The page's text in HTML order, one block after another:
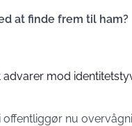
at finde frem til ham?
advarer mod
offentliggør nu